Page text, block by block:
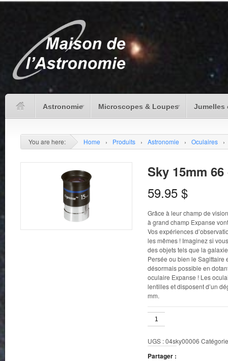
Astronomie Microscopes & Loupes Jumelles
You are here: Home › Produits › Astronomie › Oculaires ›
Sky 15mm
59.95 $
Grâce à leur champ de
à grand champ Expanse
Vos expériences
les mêmes ! Imaginez si
des objets tels que la
Persée ou bien le Sagittaire
désormais possible en
oculaire Expanse ! Les
lentilles et disposent d’un
mm.
quantité
de
15mm
66
UGS :04sky00006
Partager :